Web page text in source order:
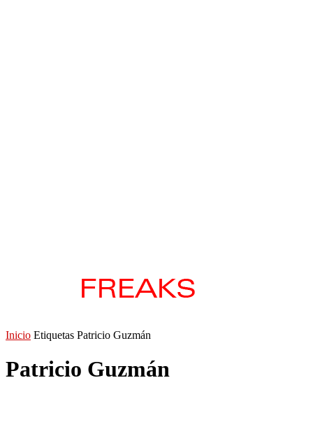
Inicio Etiquetas Patricio Guzmán
Patricio Guzmán